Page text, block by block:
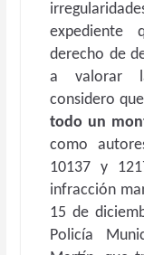
expediente
derecho de
a valorar
considero
todo un
como
10137 y
infracción
15 de
Policía